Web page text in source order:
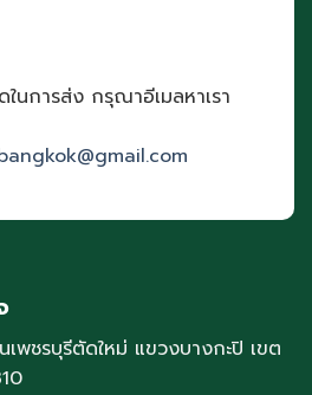
นการส่ง กรุณาอีเมลหาเรา
พชรบุรีตัดใหม่ แขวงบางกะปิ เขต